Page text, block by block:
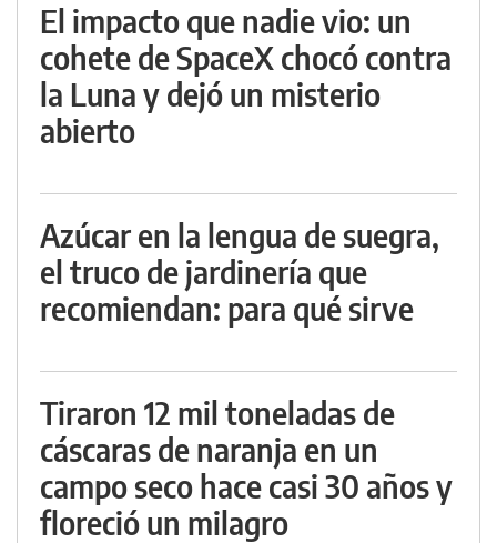
El impacto que nadie vio: un
cohete de SpaceX chocó contra
la Luna y dejó un misterio
abierto
Azúcar en la lengua de suegra,
el truco de jardinería que
recomiendan: para qué sirve
Tiraron 12 mil toneladas de
cáscaras de naranja en un
campo seco hace casi 30 años y
floreció un milagro